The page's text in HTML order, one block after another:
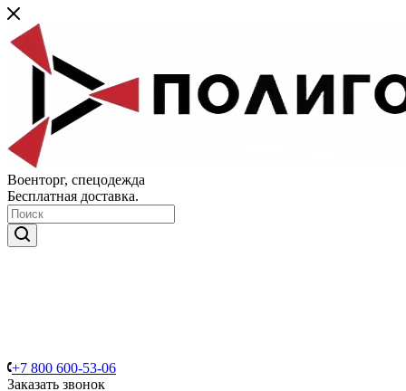
Военторг, спецодежда
Бесплатная доставка.
+7 800 600-53-06
Заказать звонок